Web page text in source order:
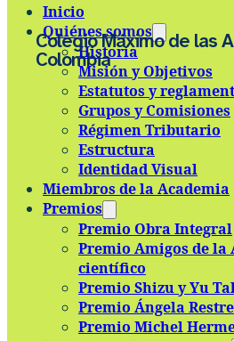
Inicio
Quiénes somos
Historia
Misión y Objetivos
Estatutos y
Grupos y Comisiones
Régimen Tributario
Estructura
Identidad Visual
Miembros de la Academia
Premios
Premio Obra Integral
Premio Amigos de
científico
Premio Shizu y Yu
Premio Ángela
Premio Michel
Colegio Máximo de las
Colombia